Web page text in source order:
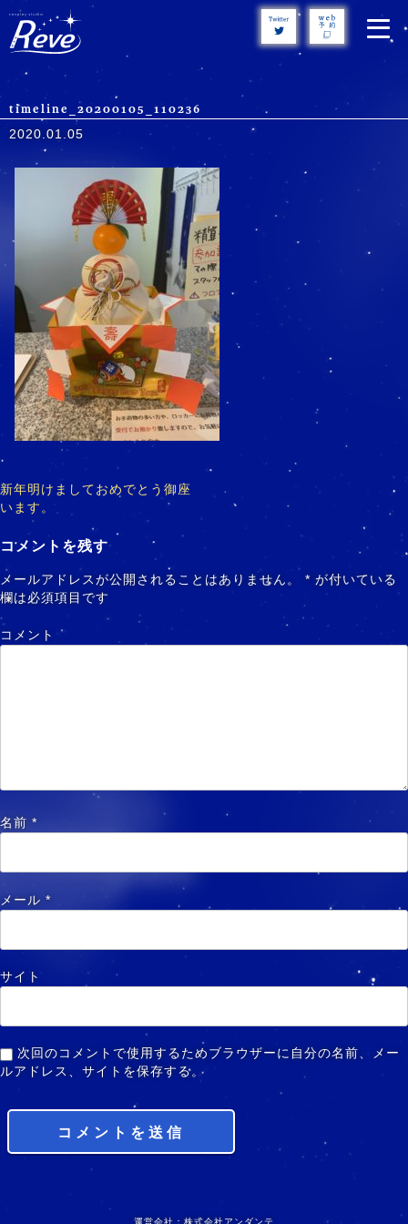
Skip
content
timeline_20200105_110236
2020.01.05
投
ナ
ビ
ゲ
ー
新年明けましておめでとう御座
います。
コメントを残す
メールアドレスが公開されることはありません。 * が付いている
欄は必須項目です
コメント
名前 *
メール *
サイト
次回のコメントで使用するためブラウザーに自分の名前、メー
ルアドレス、サイトを保存する。
運営会社：株式会社アンダンテ